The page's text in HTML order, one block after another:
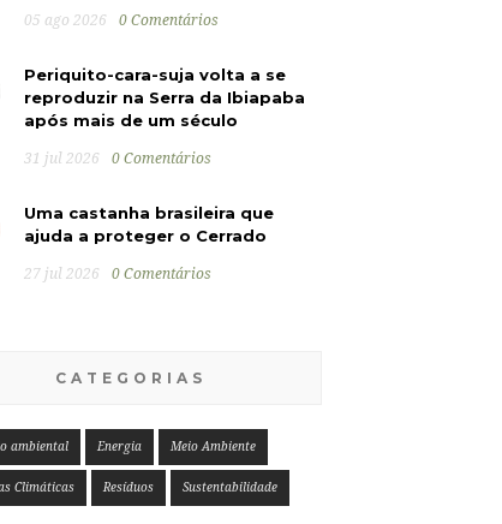
05 ago 2026 0 Comentários
Periquito-cara-suja volta a se
reproduzir na Serra da Ibiapaba
após mais de um século
31 jul 2026 0 Comentários
Uma castanha brasileira que
ajuda a proteger o Cerrado
27 jul 2026 0 Comentários
CATEGORIAS
ambiental Energia Meio Ambiente
Climáticas Resíduos Sustentabilidade